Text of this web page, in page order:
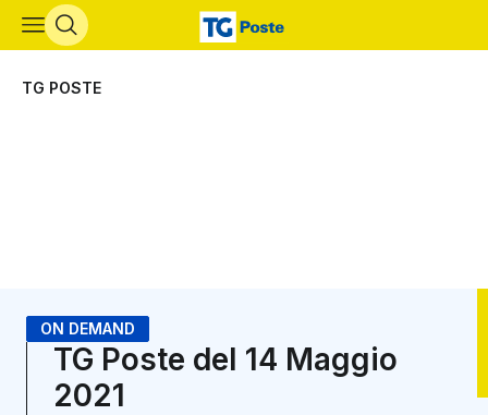
Vai al contenuto principale
TG POSTE
ON DEMAND
TG Poste del 14 Maggio
2021